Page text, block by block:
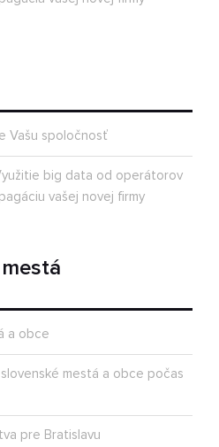
Vašu spoločnosť
big data od operátorov
vašej novej firmy
a obce
mestá a obce počas
pre Bratislavu